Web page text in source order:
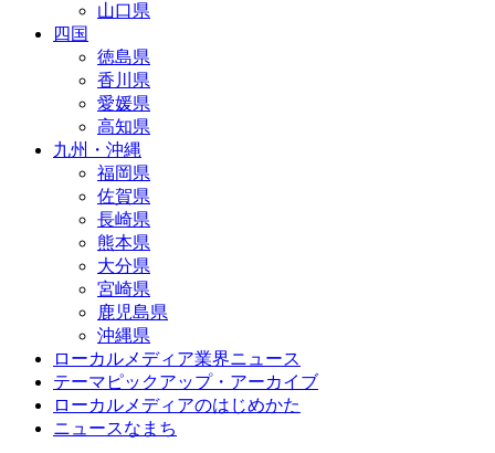
山口県
四国
徳島県
香川県
愛媛県
高知県
九州・沖縄
福岡県
佐賀県
長崎県
熊本県
大分県
宮崎県
鹿児島県
沖縄県
ローカルメディア業界ニュース
テーマピックアップ・アーカイブ
ローカルメディアのはじめかた
ニュースなまち